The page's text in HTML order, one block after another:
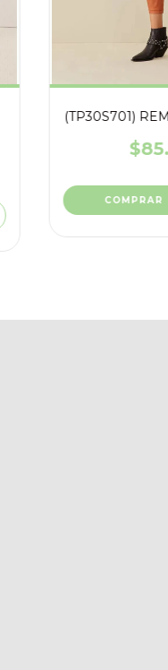
(TP30S701)
COMPRAR